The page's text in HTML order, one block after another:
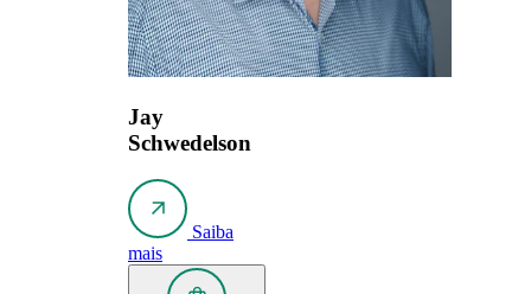
Jay
Schwedelson
Saiba
mais